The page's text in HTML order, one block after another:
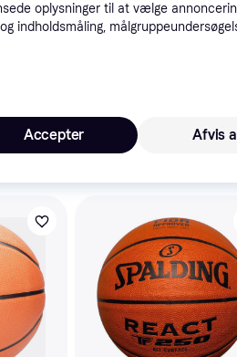
Bestillingsvare
Eller
oplysninger til at vælge
indholdsmåling,
Afvis
Accepter